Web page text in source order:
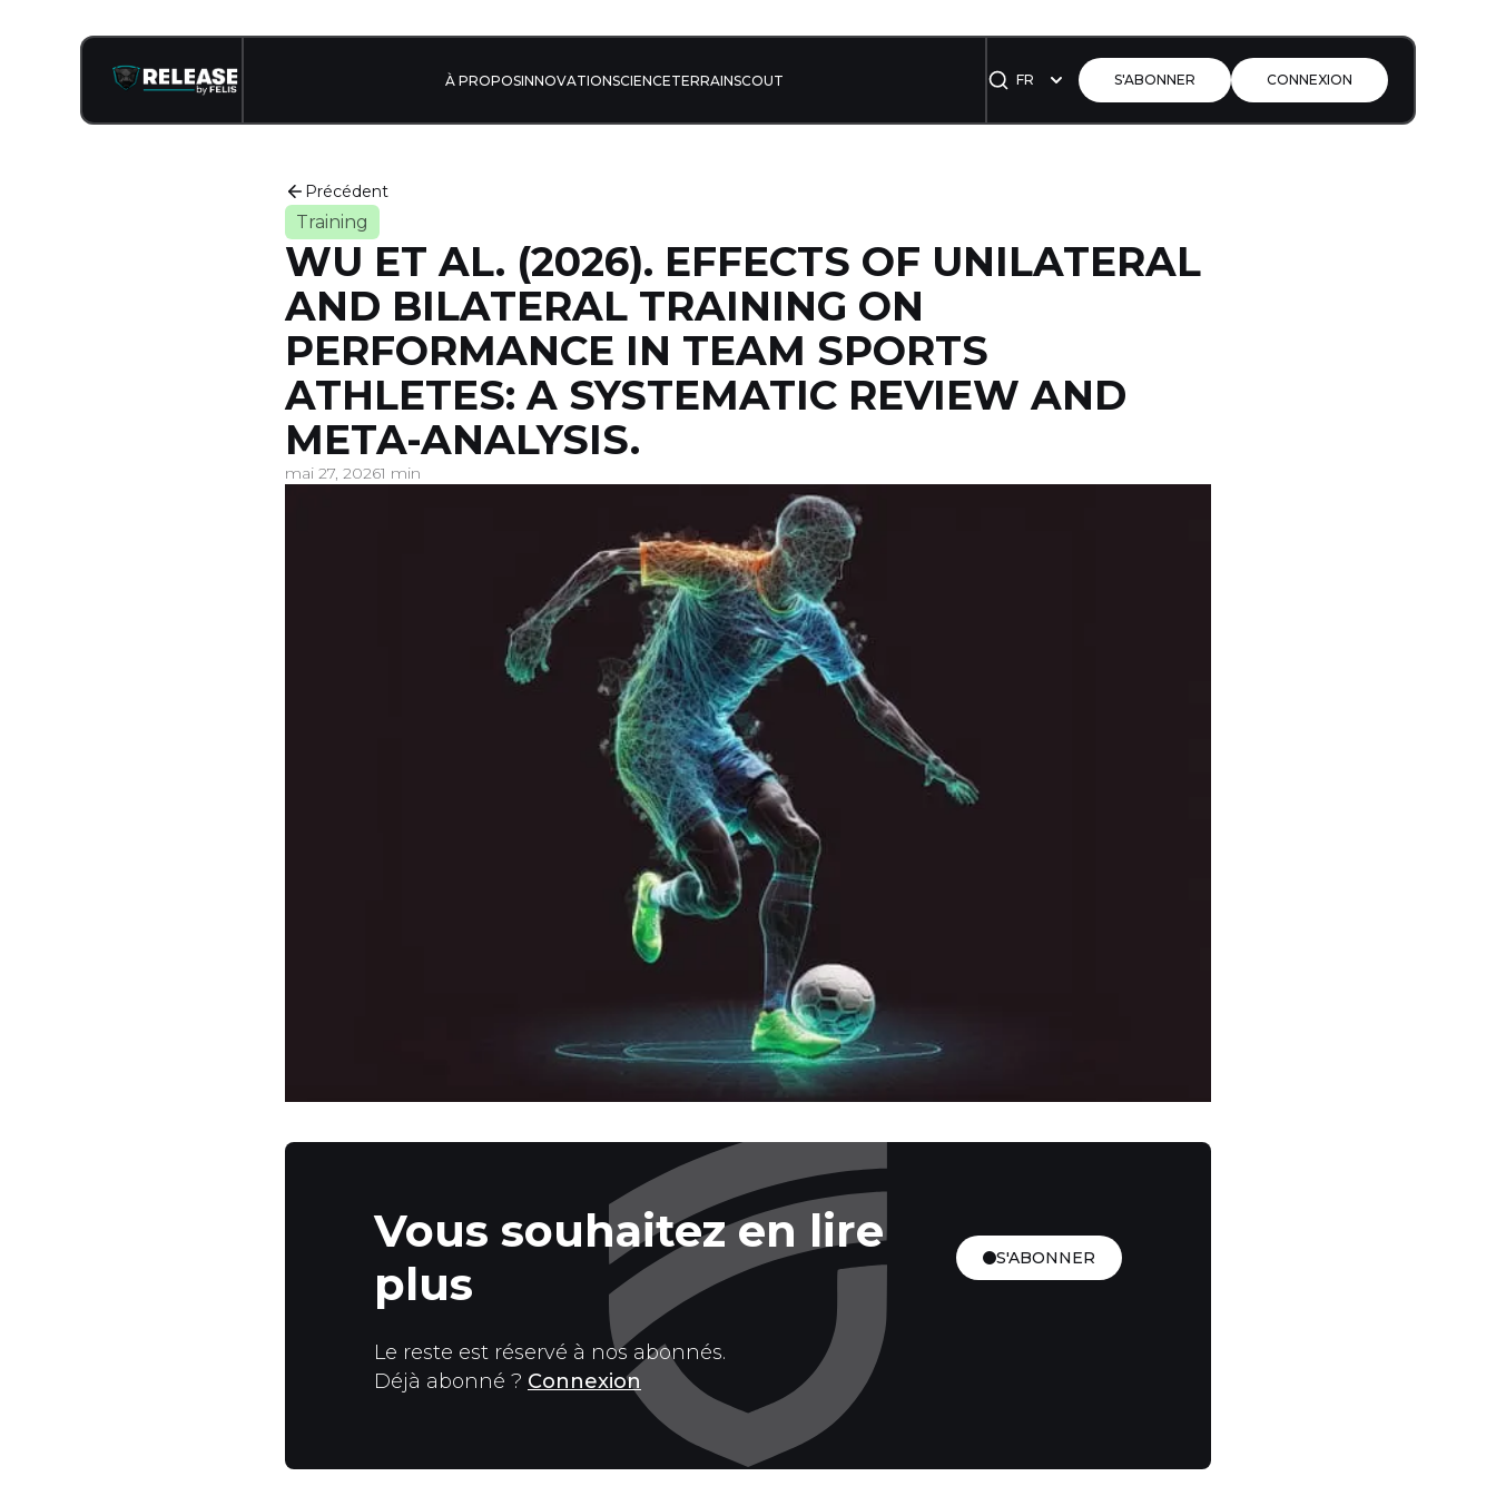
INNOVATIONSCIENCETERRAINSCOUT
À PROPOS FR S'ABONNER CONNEXION
Précédent
Training
WU ET AL. (2026). EFFECTS OF UNILATERAL
AND BILATERAL TRAINING ON
PERFORMANCE IN TEAM SPORTS
ATHLETES: A SYSTEMATIC REVIEW AND
META-ANALYSIS.
mai 27, 20261 min
Vous souhaitez en lire
plus
S'ABONNER
Le reste est réservé à nos abonnés.
Déjà abonné ? Connexion